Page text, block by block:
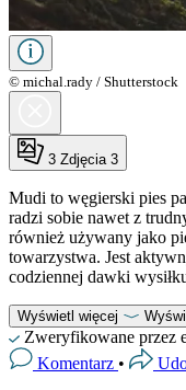
© michal.rady / Shutterstock
3 Zdjęcia 3
Mudi to węgierski pies
radzi sobie nawet z
również używany jako
towarzystwa. Jest
codziennej dawki
Wyświetl więcej
Zweryfikowane przez
Komentarz •